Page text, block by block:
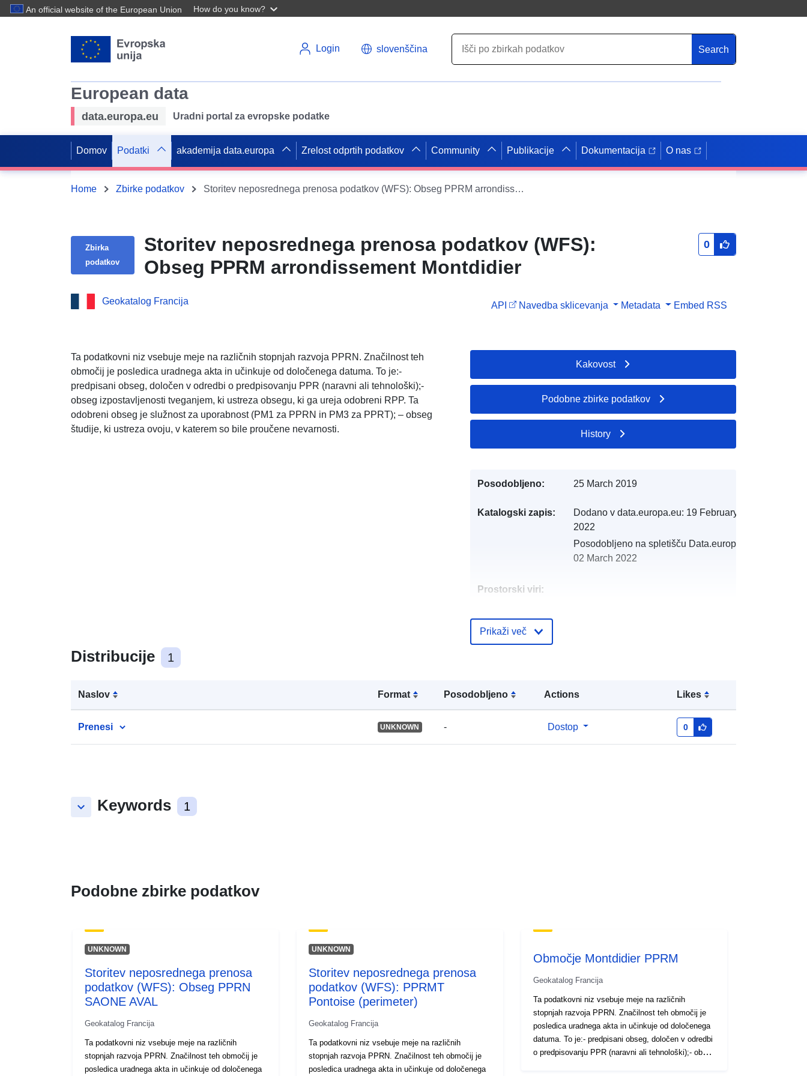
An official website of the European Union How do you know?
Login slovenščina Search
European data
data.europa.eu Uradni portal za evropske podatke
Domov Podatki akademija data.europa Zrelost odprtih podatkov Community Publikacije Dokumentacija O nas
Home Zbirke podatkov Storitev neposrednega prenosa podatkov (WFS): Obseg PPRM arrondissement Montdidier
Zbirka
podatkov
Storitev neposrednega prenosa podatkov (WFS):
Obseg PPRM arrondissement Montdidier
0
Geokatalog Francija API Navedba sklicevanja Metadata Embed RSS
Ta podatkovni niz vsebuje meje na različnih stopnjah razvoja PPRN. Značilnost teh
območij je posledica uradnega akta in učinkuje od določenega datuma. To je:-
predpisani obseg, določen v odredbi o predpisovanju PPR (naravni ali tehnološki);-
obseg izpostavljenosti tveganjem, ki ustreza obsegu, ki ga ureja odobreni RPP. Ta
odobreni obseg je služnost za uporabnost (PM1 za PPRN in PM3 za PPRT); – obseg
študije, ki ustreza ovoju, v katerem so bile proučene nevarnosti.
Distribucije 1
Naslov Format Posodobljeno Actions Likes
Prenesi UNKNOWN - Dostop 0
keyboard_arrow_down Keywords 1
Kakovost
Podobne zbirke podatkov
History
Posodobljeno: 25 March 2019
Katalogski zapis: Dodano v data.europa.eu: 19 February
2022
Posodobljeno na spletišču Data.europa.eu:
02 March 2022
Prostorski viri:
Identifikatorji:
120066022-srv-b1004207-35ca-
478b-ae18-39ae3efb8bf2
Prikaži več
Podobne zbirke podatkov
UNKNOWN
Storitev neposrednega prenosa
podatkov (WFS): Obseg PPRN
SAONE AVAL
Geokatalog Francija
Ta podatkovni niz vsebuje meje na različnih
stopnjah razvoja PPRN. Značilnost teh območij je
posledica uradnega akta in učinkuje od določenega
UNKNOWN
Storitev neposrednega prenosa
podatkov (WFS): PPRMT
Pontoise (perimeter)
Geokatalog Francija
Ta podatkovni niz vsebuje meje na različnih
stopnjah razvoja PPRN. Značilnost teh območij je
posledica uradnega akta in učinkuje od določenega
Območje Montdidier PPRM
Geokatalog Francija
Ta podatkovni niz vsebuje meje na različnih
stopnjah razvoja PPRN. Značilnost teh območij je
posledica uradnega akta in učinkuje od določenega
datuma. To je:- predpisani obseg, določen v odredbi
o predpisovanju PPR (naravni ali tehnološki);- obseg